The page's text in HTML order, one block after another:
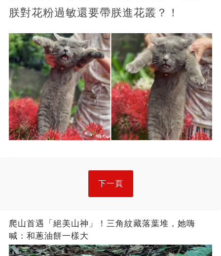
朕對花粉過敏還要帶朕進花叢？！
下一頁
爬山首遇「絕美山神」！三角紋藏落葉堆，她嗨
喊：和蔥油餅一樣大